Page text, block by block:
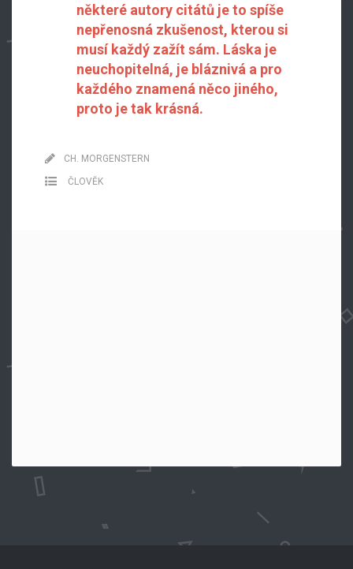
některé autory citátů je to spíše
nepřenosná zkušenost, kterou si
musí každý zažít sám. Láska je
neuchopitelná, je bláznivá a pro
každého znamená něco jiného,
proto je tak krásná.
CH. MORGENSTERN
ČLOVĚK